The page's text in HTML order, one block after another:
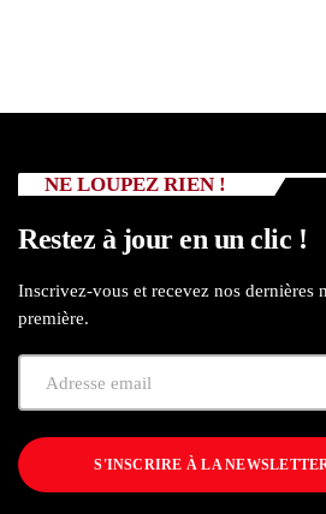
NE LOUPEZ RIEN !
Restez à jour en un clic !
Inscrivez-vous et recevez nos dernières
première.
S'INSCRIRE À LA